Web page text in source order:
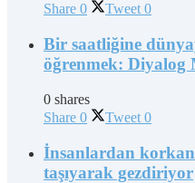
Share 0 Tweet 0
Bir saatliğine
öğrenmek: Diyalog
0 shares
Share 0 Tweet 0
İnsanlardan korkan
taşıyarak gezdiriyor